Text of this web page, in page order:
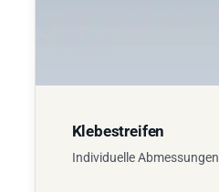
Klebestreifen
Individuelle Abmessungen